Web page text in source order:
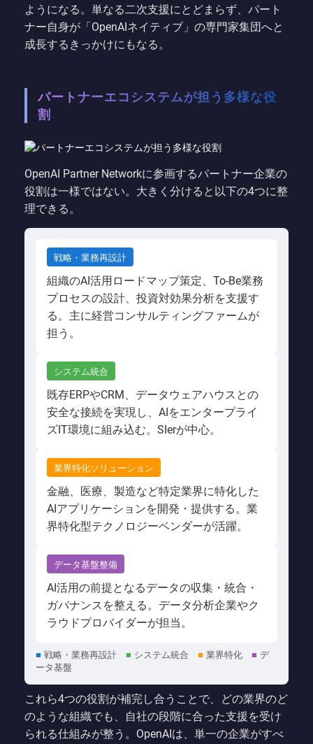
ようになる。単なる二次支援にとどまらず、パート
ナー自身が「OpenAIネイティブ」の専門家集団へと
成長するきっかけにもなる。
パートナーエコシステムが担う多様な役
割
OpenAI Partner Networkに参画するパートナー企業の
役割は一様ではない。大きく分けると以下の4つに整
理できる。
戦略・業務再設計
組織のAI活用ロードマップ策定、To-Be業務
プロセスの設計、投資対効果分析を支援す
る。主に経営コンサルティングファームが
担う。
システム統合
既存ERPやCRM、データウェアハウスとの
安全な接続を実現し、AIをエンタープライ
ズIT環境に組み込む。SIerが中心。
業界特化ソリューション
金融、医療、製造など特定業界に特化した
AIアプリケーションを開発・提供する。業
界特化型テクノロジーベンダーが活躍。
データ基盤整備
AI活用の前提となるデータの収集・統合・
ガバナンスを整える。データ分析企業やク
ラウドプロバイダーが担当。
■ 戦略・業務再設計 ■ システム統合 ■ 業界特化 ■ デ
ータ基盤
これら4つの役割が補完し合うことで、どの業界のど
のような組織でも、自社の段階に合った支援を受け
られる仕組みが整う。OpenAIは、単一の企業がすべ